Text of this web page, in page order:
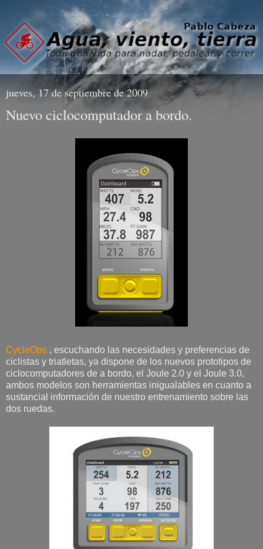
jueves, 17 de septiembre de 2009
Nuevo ciclocomputador a bordo.
CycleOps , escuchando las necesidades y preferencias de
ciclistas y triatletas, ya dispone de los nuevos prototipos de
ciclocomputadores de a bordo, el Joule 2.0 y el Joule 3.0,
ambos modelos son herramientas inigualables en cuanto a
sustancial información de nuestro entrenamiento sobre las
dos ruedas.